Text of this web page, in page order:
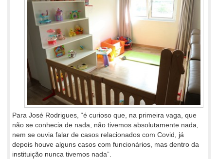
Para José Rodrigues, “é curioso que, na primeira vaga, que
não se conhecia de nada, não tivemos absolutamente nada,
nem se ouvia falar de casos relacionados com Covid, já
depois houve alguns casos com funcionários, mas dentro da
instituição nunca tivemos nada”.